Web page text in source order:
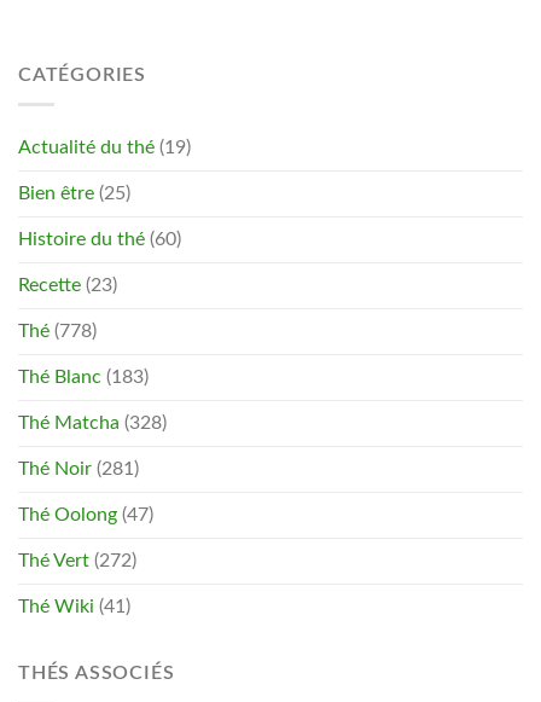
CATÉGORIES
Actualité du thé (19)
Bien être (25)
Histoire du thé (60)
Recette (23)
Thé (778)
Thé Blanc (183)
Thé Matcha (328)
Thé Noir (281)
Thé Oolong (47)
Thé Vert (272)
Thé Wiki (41)
THÉS ASSOCIÉS